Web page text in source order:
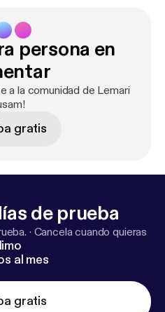
persona en
a la comunidad de Lemari
gratis
de prueba
· Cancela cuando quieras
al mes
gratis